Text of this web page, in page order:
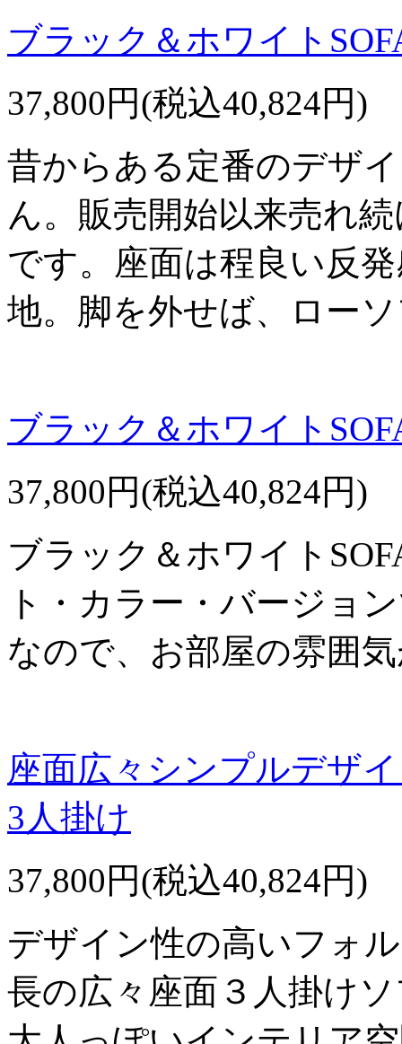
ブラック＆ホワイト
37,800円(税込40,824円)
昔からある定番のデザ
ん。販売開始以来売れ
です。座面は程良い反
地。脚を外せば、ロー
ブラック＆ホワイト
37,800円(税込40,824円)
ブラック＆ホワイト
ト・カラー・バージョ
なので、お部屋の雰囲
座面広々シンプルデザ
3人掛け
37,800円(税込40,824円)
デザイン性の高いフォ
長の広々座面３人掛け